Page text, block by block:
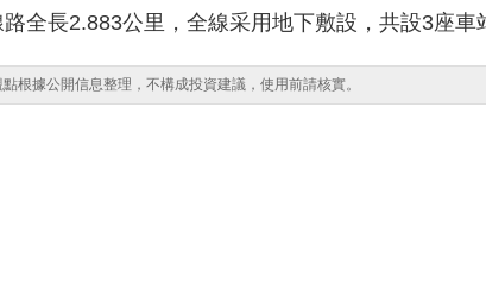
全長2.883公里，全線采用地下敷設，共設3座車
根據公開信息整理，不構成投資建議，使用前請核實。